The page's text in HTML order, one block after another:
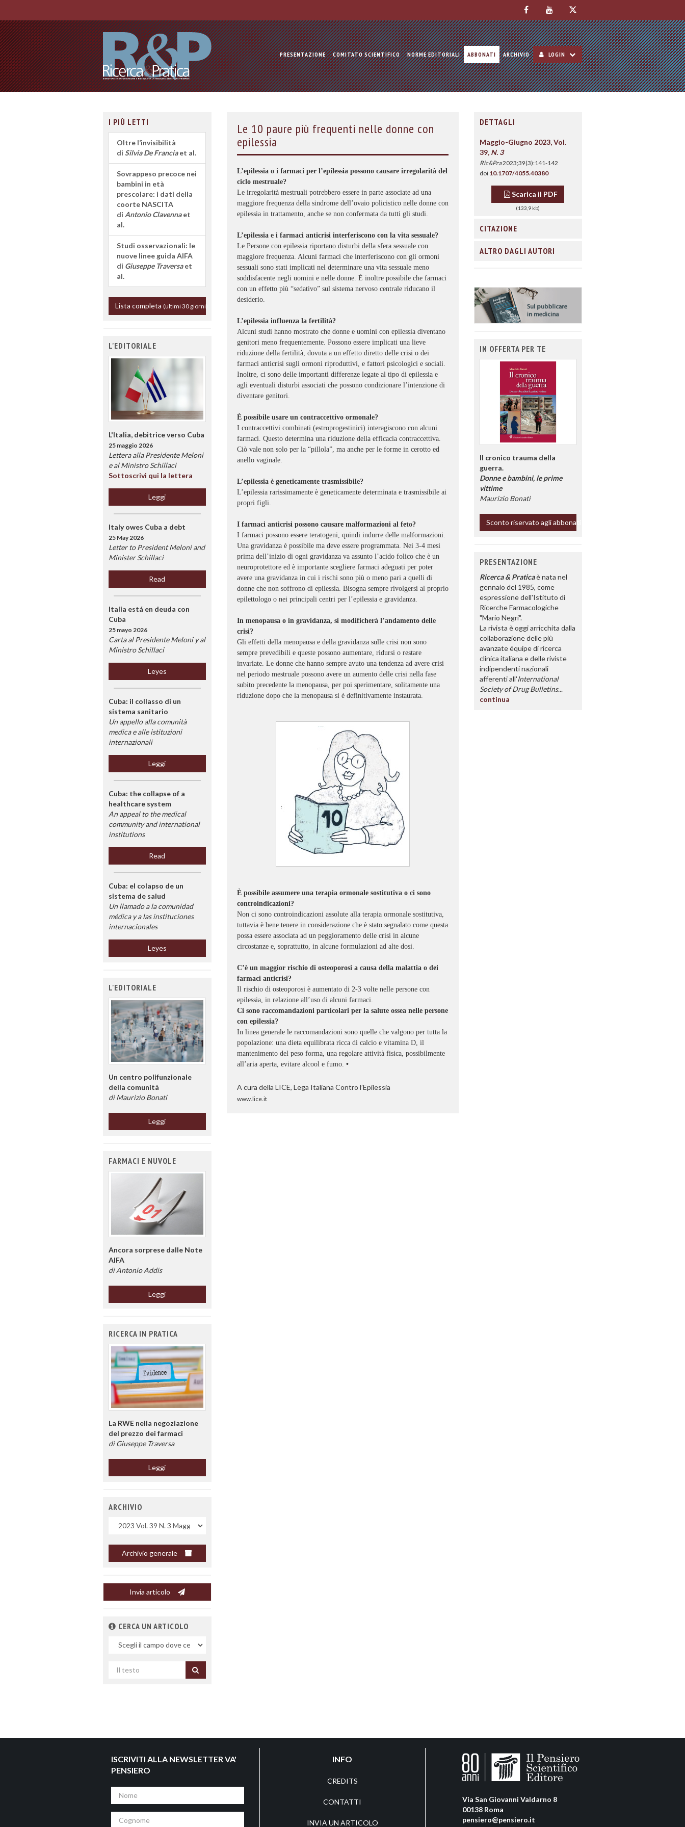
PRESENTAZIONE COMITATO SCIENTIFICO NORME EDITORIALI ABBONATI ARCHIVIO LOGIN
Le 10 paure più frequenti nelle donne con
epilessia
L’epilessia o i farmaci per l’epilessia possono causare irregolarità del
ciclo mestruale?
Le irregolarità mestruali potrebbero essere in parte associate ad una
maggiore frequenza della sindrome dell’ovaio policistico nelle donne con
epilessia in trattamento, anche se non confermata da tutti gli studi.
L’epilessia e i farmaci anticrisi interferiscono con la vita sessuale?
Le Persone con epilessia riportano disturbi della sfera sessuale con
maggiore frequenza. Alcuni farmaci che interferiscono con gli ormoni
sessuali sono stati implicati nel determinare una vita sessuale meno
soddisfacente negli uomini e nelle donne. È inoltre possibile che farmaci
con un effetto più “sedativo” sul sistema nervoso centrale riducano il
desiderio.
L’epilessia influenza la fertilità?
Alcuni studi hanno mostrato che donne e uomini con epilessia diventano
genitori meno frequentemente. Possono essere implicati una lieve
riduzione della fertilità, dovuta a un effetto diretto delle crisi o dei
farmaci anticrisi sugli ormoni riproduttivi, e fattori psicologici e sociali.
Inoltre, ci sono delle importanti differenze legate al tipo di epilessia e
agli eventuali disturbi associati che possono condizionare l’intenzione di
diventare genitori.
È possibile usare un contraccettivo ormonale?
I contraccettivi combinati (estroprogestinici) interagiscono con alcuni
farmaci. Questo determina una riduzione della efficacia contraccettiva.
Ciò vale non solo per la “pillola”, ma anche per le forme in cerotto ed
anello vaginale.
L’epilessia è geneticamente trasmissibile?
L’epilessia rarissimamente è geneticamente determinata e trasmissibile ai
propri figli.
I farmaci anticrisi possono causare malformazioni al feto?
I farmaci possono essere teratogeni, quindi indurre delle malformazioni.
Una gravidanza è possibile ma deve essere programmata. Nei 3-4 mesi
prima dell’inizio di ogni gravidanza va assunto l’acido folico che è un
neuroprotettore ed è importante scegliere farmaci adeguati per poter
avere una gravidanza in cui i rischi sono più o meno pari a quelli di
donne che non soffrono di epilessia. Bisogna sempre rivolgersi al proprio
epilettologo o nei principali centri per l’epilessia e gravidanza.
In menopausa o in gravidanza, si modificherà l’andamento delle
crisi?
Gli effetti della menopausa e della gravidanza sulle crisi non sono
sempre prevedibili e queste possono aumentare, ridursi o restare
invariate. Le donne che hanno sempre avuto una tendenza ad avere crisi
nel periodo mestruale possono avere un aumento delle crisi nella fase
subito precedente la menopausa, per poi sperimentare, solitamente una
riduzione dopo che la menopausa si è definitivamente instaurata.
È possibile assumere una terapia ormonale sostitutiva o ci sono
controindicazioni?
Non ci sono controindicazioni assolute alla terapia ormonale sostitutiva,
tuttavia è bene tenere in considerazione che è stato segnalato come questa
possa essere associata ad un peggioramento delle crisi in alcune
circostanze e, soprattutto, in alcune formulazioni ad alte dosi.
C’è un maggior rischio di osteoporosi a causa della malattia o dei
farmaci anticrisi?
Il rischio di osteoporosi è aumentato di 2-3 volte nelle persone con
epilessia, in relazione all’uso di alcuni farmaci.
Ci sono raccomandazioni particolari per la salute ossea nelle persone
con epilessia?
In linea generale le raccomandazioni sono quelle che valgono per tutta la
popolazione: una dieta equilibrata ricca di calcio e vitamina D, il
mantenimento del peso forma, una regolare attività fisica, possibilmente
all’aria aperta, evitare alcool e fumo. •
A cura della LICE, Lega Italiana Contro l’Epilessia
www.lice.it
I PIÙ LETTI
Oltre l’invisibilità
di Silvia De Franciaet al.
Sovrappeso precoce nei
bambini in età
prescolare: i dati della
coorte NASCITA
di Antonio Clavennaet
al.
Studi osservazionali: le
nuove linee guida AIFA
di Giuseppe Traversaet
al.
Lista completa (ultimi 30 giorni)
L'EDITORIALE
L'Italia, debitrice verso Cuba
25 maggio 2026
Lettera alla Presidente Meloni
e al Ministro Schillaci
Sottoscrivi qui la lettera
Leggi
Italy owes Cuba a debt
25 May 2026
Letter to President Meloni and
Minister Schillaci
Read
Italia está en deuda con
Cuba
25 mayo 2026
Carta al Presidente Meloni y al
Ministro Schillaci
Leyes
Cuba: il collasso di un
sistema sanitario
Un appello alla comunità
medica e alle istituzioni
internazionali
Leggi
Cuba: the collapse of a
healthcare system
An appeal to the medical
community and international
institutions
Read
Cuba: el colapso de un
sistema de salud
Un llamado a la comunidad
médica y a las instituciones
internacionales
Leyes
L'EDITORIALE
Un centro polifunzionale
della comunità
di Maurizio Bonati
Leggi
FARMACI E NUVOLE
Ancora sorprese dalle Note
AIFA
di Antonio Addis
Leggi
RICERCA IN PRATICA
La RWE nella negoziazione
del prezzo dei farmaci
di Giuseppe Traversa
Leggi
ARCHIVIO
Uscite
Archivio generale
Invia articolo
CERCA UN ARTICOLO
Nel
Cerca
DETTAGLI
Maggio-Giugno 2023, Vol.
39, N. 3
Ric&Pra2023;39(3):141-142
doi 10.1707/4055.40380
Scarica il PDF
(133,9 kb)
CITAZIONE
ALTRO DAGLI AUTORI
IN OFFERTA PER TE
Il cronico trauma della
guerra.
Donne e bambini, le prime
vittime
Maurizio Bonati
Sconto riservato agli abbonati
PRESENTAZIONE
Ricerca & Praticaè nata nel
gennaio del 1985, come
espressione dell'Istituto di
Ricerche Farmacologiche
"Mario Negri".
La rivista è oggi arricchita dalla
collaborazione delle più
avanzate équipe di ricerca
clinica italiana e delle riviste
indipendenti nazionali
afferenti all'International
Society of Drug Bulletins...
continua
ISCRIVITI ALLA NEWSLETTER VA'
PENSIERO
Nome
Cognome
INFO
CREDITS
CONTATTI
INVIA UN ARTICOLO
Via San Giovanni Valdarno 8
00138 Roma
pensiero@pensiero.it